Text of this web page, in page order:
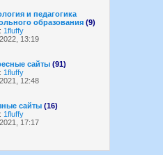
и педагогика
образования (9)
1fluffy
13:19
сайты (91)
1fluffy
12:48
сайты (16)
1fluffy
17:17